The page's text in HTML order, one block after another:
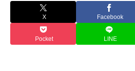
X Facebook
Pocket LINE